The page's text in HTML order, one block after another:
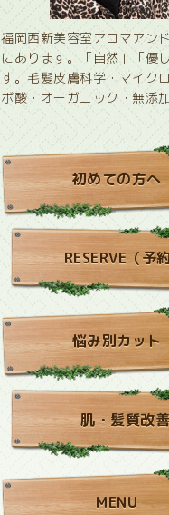
福岡西新美容室アロマアン
にあります。「自然」「優
す。毛髪皮膚科学・マイク
ボ酸・オーガニック・無添
初めての方へ
RESERVE（予
悩み別カット
肌・髪質改善
MENU